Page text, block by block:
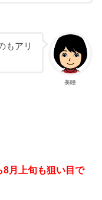
美咲
もアリ
8月上旬も狙い目で